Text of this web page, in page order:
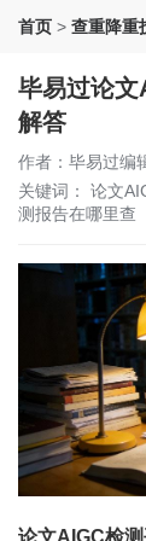
首页 > 查重降重
毕易过论
解答
作者：毕易过编
关键词： 论文
测报告在哪里查